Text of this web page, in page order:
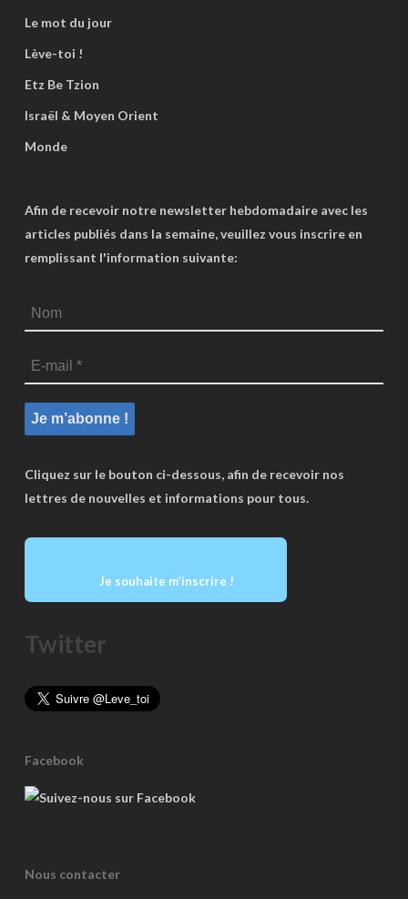
Le mot du jour
Lève-toi !
Etz Be Tzion
Israël & Moyen Orient
Monde
Afin de recevoir notre newsletter hebdomadaire avec les
articles publiés dans la semaine, veuillez vous inscrire en
remplissant l'information suivante:
Cliquez sur le bouton ci-dessous, afin de recevoir nos
lettres de nouvelles et informations pour tous.
Je souhaite m’inscrire !
Twitter
Facebook
Nous contacter